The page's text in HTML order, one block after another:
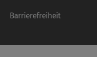
Barrierefreiheit